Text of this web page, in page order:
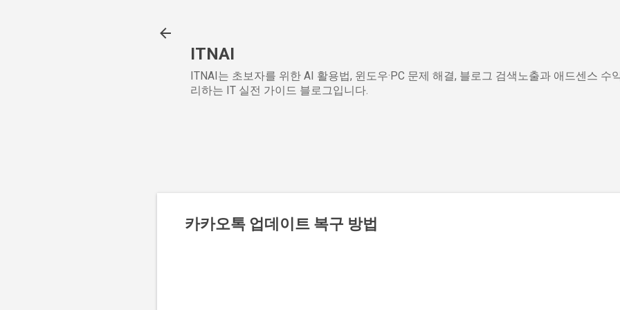
ITNAI
ITNAI는 초보자를 위한 AI 활용법, 윈도우·PC 문제 해결, 블로그 검색노출과 애드센스 수
리하는 IT 실전 가이드 블로그입니다.
카카오톡 업데이트 복구 방법